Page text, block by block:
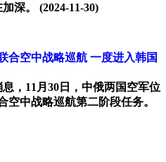
深。 (2024-11-30)
合空中战略巡航 一度进入韩国
，11月30日，中俄两国空军位
空中战略巡航第二阶段任务。